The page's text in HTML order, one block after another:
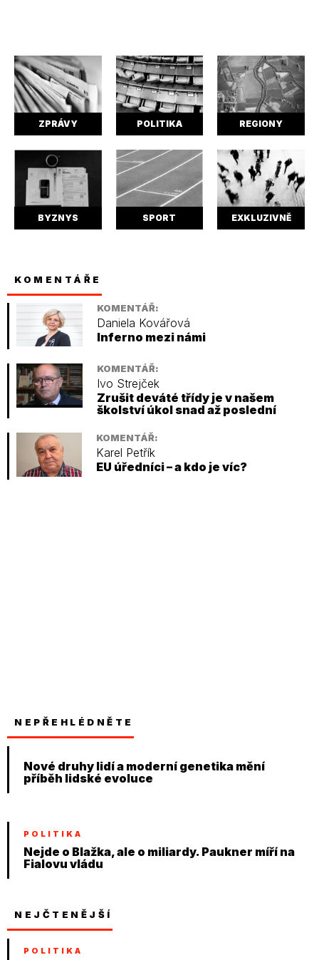
ZPRÁVY POLITIKA REGIONY
BYZNYS SPORT EXKLUZIVNĚ
KOMENTÁŘE
KOMENTÁŘ:
Daniela Kovářová
Inferno mezi námi
KOMENTÁŘ:
Ivo Strejček
Zrušit deváté třídy je v našem
školství úkol snad až poslední
KOMENTÁŘ:
Karel Petřík
EU úředníci – a kdo je víc?
NEPŘEHLÉDNĚTE
Nové druhy lidí a moderní genetika mění
příběh lidské evoluce
POLITIKA
Nejde o Blažka, ale o miliardy. Paukner míří na
Fialovu vládu
NEJČTENĚJŠÍ
POLITIKA